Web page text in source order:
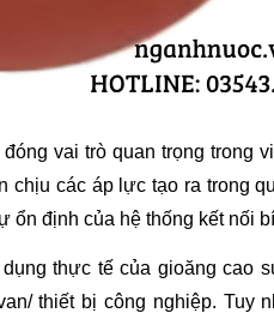
đóng vai trò quan trọng trong
chịu các áp lực tạo ra trong
ổn định của hệ thống kết nối
thực tế của gioăng cao
thiết bị công nghiệp. Tuy